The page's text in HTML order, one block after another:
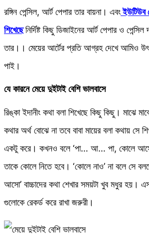
রঙ্গিন পেন্সিল, আর্ট পেপার তার বায়না। এবংইউটিউব
শিখেছেনির্দিষ্ট কিছু ডিজাইনের আর্ট পেপার ও পেন্সিল
তার।। মেয়ের আর্টের প্রতি আগ্রহ দেখে আমিও
পাই।
যে কারনে মেয়ে দুইটাই বেশি ভালবাসে
রিঙ্কা ইদানীং কথা বলা শিখেছে কিছু কিছু। মাঝে
কথার অর্থ বোঝে না তবে বাবা মায়ের বলা কথায় সে
একটু করে। কখনও বলে ‘পা… আ… পা, কোলে
তাকে কোলে নিতে হবে। ‘কোলে নাও’ না বলে সে
আসো’ বাচ্চাদের কথা শেখার সময়টা খুব মধুর হয়।
গুলোকে রেকর্ড করে রাখা জরুরী।